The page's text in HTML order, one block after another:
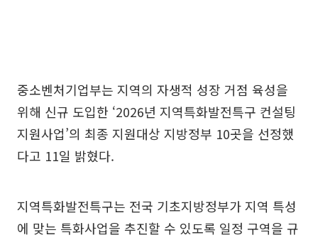
중소벤처기업부는 지역의 자생적 성장 거점 육성을
위해 신규 도입한 ‘2026년 지역특화발전특구 컨설팅
지원사업’의 최종 지원대상 지방정부 10곳을 선정했
다고 11일 밝혔다.
지역특화발전특구는 전국 기초지방정부가 지역 특성
에 맞는 특화사업을 추진할 수 있도록 일정 구역을 규